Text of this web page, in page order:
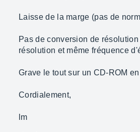
Laisse de la marge (pas de
Pas de conversion de
résolution et même fréquence
Grave le tout sur un CD-ROM
Cordialement,
lm